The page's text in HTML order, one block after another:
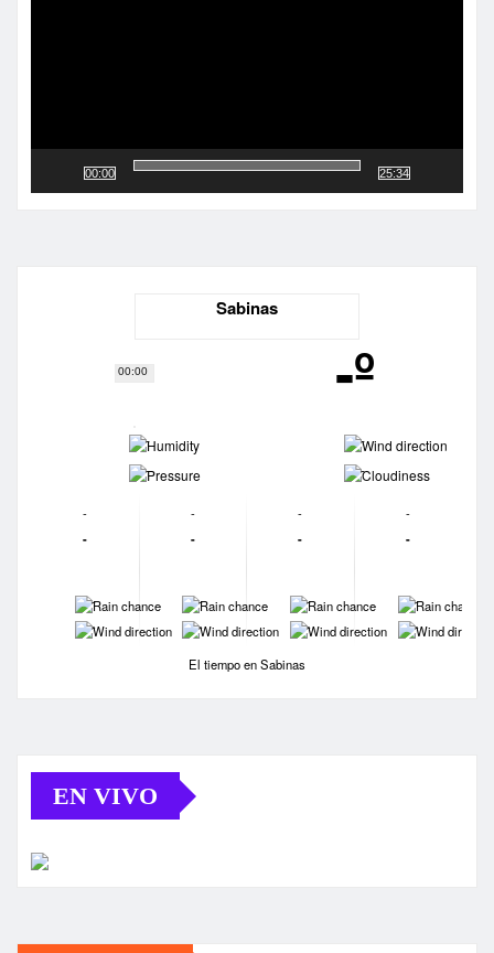
00:00
00:00
25:34
Sabinas
-º
-
-
-
-
-
-
-
-
-
-
-
-
-
-
-
-
-
-
-
-
El tiempo en Sabinas
EN VIVO